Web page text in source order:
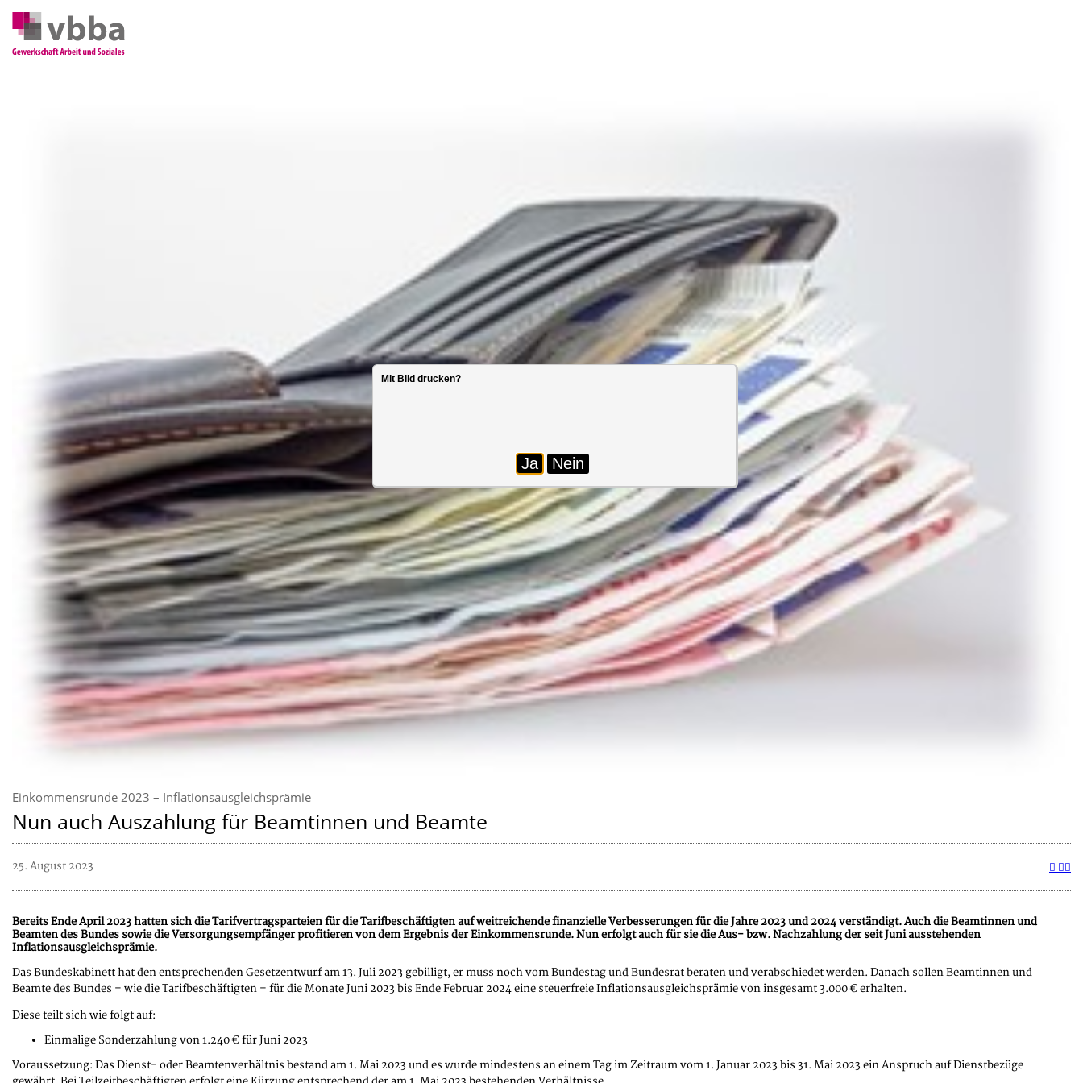
Einkommensrunde 2023 – Inflationsausgleichsprämie
Nun auch Auszahlung für Beamtinnen und Beamte
25. August 2023
Bereits Ende April 2023 hatten sich die Tarifvertragsparteien für die Tarifbeschäftigten auf weitreichende finanzielle Verbesserungen für die Jahre 2023 und 2024 verständigt. Auch die Beamtinnen und
Beamten des Bundes sowie die Versorgungsempfänger profitieren von dem Ergebnis der Einkommensrunde. Nun erfolgt auch für sie die Aus- bzw. Nachzahlung der seit Juni ausstehenden
Inflationsausgleichsprämie.
Das Bundeskabinett hat den entsprechenden Gesetzentwurf am 13. Juli 2023 gebilligt, er muss noch vom Bundestag und Bundesrat beraten und verabschiedet werden. Danach sollen Beamtinnen und
Beamte des Bundes – wie die Tarifbeschäftigten – für die Monate Juni 2023 bis Ende Februar 2024 eine steuerfreie Inflationsausgleichsprämie von insgesamt 3.000 € erhalten.
Diese teilt sich wie folgt auf:
Einmalige Sonderzahlung von 1.240 € für Juni 2023
Voraussetzung: Das Dienst- oder Beamtenverhältnis bestand am 1. Mai 2023 und es wurde mindestens an einem Tag im Zeitraum vom 1. Januar 2023 bis 31. Mai 2023 ein Anspruch auf Dienstbezüge
Mit Bild drucken?
Ja Nein